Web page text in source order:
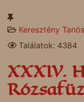
Keresztény
Találatok: 4384
XXXIV.